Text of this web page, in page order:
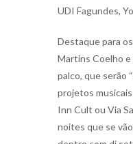
UDI Fagundes,
Destaque para
Martins Coelho e
palco, que serão
projetos
Inn Cult ou Via
noites que se